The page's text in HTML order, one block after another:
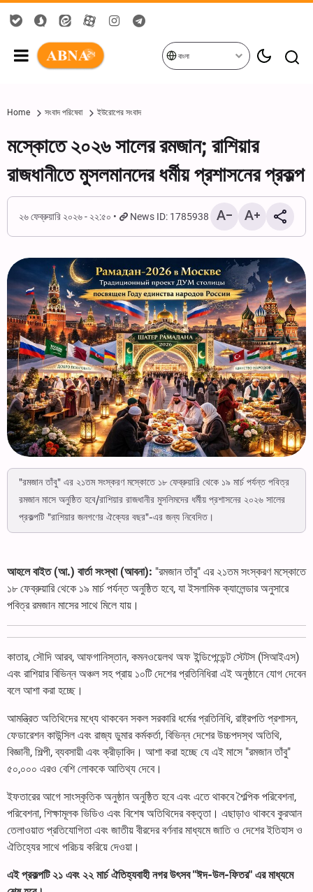
বাংলা
Home সংবাদ পরিষেবা ইউরোপের সংবাদ
মস্কোতে ২০২৬ সালের রমজান; রাশিয়ার
রাজধানীতে মুসলমানদের ধর্মীয় প্রশাসনের প্রকল্প
২৬ ফেব্রুয়ারি ২০২৬ - ২২:৫০ News ID: 1785938
"রমজান তাঁবু" এর ২১তম সংস্করণ মস্কোতে ১৮ ফেব্রুয়ারি থেকে ১৯ মার্চ পর্যন্ত পবিত্র
রমজান মাসে অনুষ্ঠিত হবে/রাশিয়ার রাজধানীর মুসলিমদের ধর্মীয় প্রশাসনের ২০২৬ সালের
প্রকল্পটি "রাশিয়ার জনগণের ঐক্যের বছর"-এর জন্য নিবেদিত।
আহলে বাইত (আ.) বার্তা সংস্থা (আবনা): "রমজান তাঁবু" এর ২১তম সংস্করণ মস্কোতে
১৮ ফেব্রুয়ারি থেকে ১৯ মার্চ পর্যন্ত অনুষ্ঠিত হবে, যা ইসলামিক ক্যালেন্ডার অনুসারে
পবিত্র রমজান মাসের সাথে মিলে যায়।
কাতার, সৌদি আরব, আফগানিস্তান, কমনওয়েলথ অফ ইন্ডিপেন্ডেন্ট স্টেটস (সিআইএস)
এবং রাশিয়ার বিভিন্ন অঞ্চল সহ প্রায় ১০টি দেশের প্রতিনিধিরা এই অনুষ্ঠানে যোগ দেবেন
বলে আশা করা হচ্ছে।
আমন্ত্রিত অতিথিদের মধ্যে থাকবেন সকল সরকারি ধর্মের প্রতিনিধি, রাষ্ট্রপতি প্রশাসন,
ফেডারেশন কাউন্সিল এবং রাজ্য ডুমার কর্মকর্তা, বিভিন্ন দেশের উচ্চপদস্থ অতিথি,
বিজ্ঞানী, শিল্পী, ব্যবসায়ী এবং ক্রীড়াবিদ। আশা করা হচ্ছে যে এই মাসে "রমজান তাঁবু"
৫০,০০০ এরও বেশি লোককে আতিথ্য দেবে।
ইফতারের আগে সাংস্কৃতিক অনুষ্ঠান অনুষ্ঠিত হবে এবং এতে থাকবে শৈল্পিক পরিবেশনা,
পরিবেশনা, শিক্ষামূলক ভিডিও এবং বিশেষ অতিথিদের বক্তৃতা। এছাড়াও থাকবে কুরআন
তেলাওয়াত প্রতিযোগিতা এবং জাতীয় বীরদের বর্ণনার মাধ্যমে জাতি ও দেশের ইতিহাস ও
ঐতিহ্যের সাথে পরিচয় করিয়ে দেওয়া।
এই প্রকল্পটি ২১ এবং ২২ মার্চ ঐতিহ্যবাহী নগর উৎসব "ঈদ-উল-ফিতর" এর মাধ্যমে